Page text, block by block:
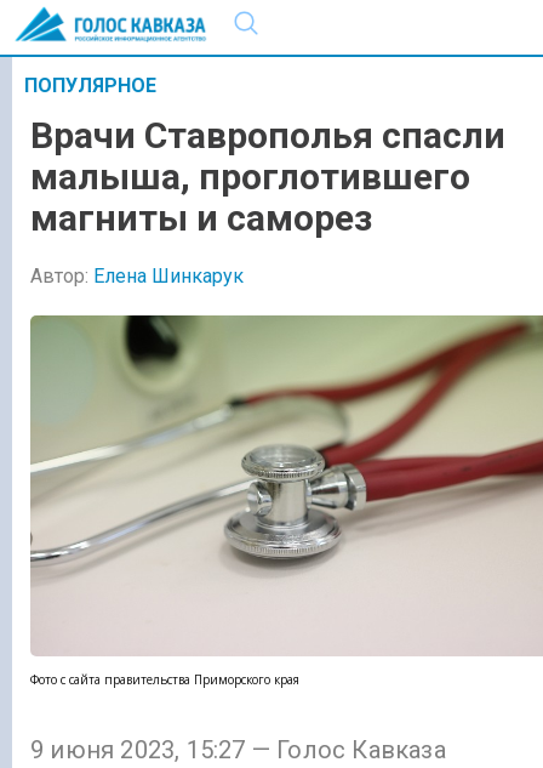
ПОПУЛЯРНОЕ
Врачи Ставрополья спасли
малыша, проглотившего
магниты и саморез
Автор: Елена Шинкарук
Фото с сайта правительства Приморского края
9 июня 2023, 15:27 — Голос Кавказа